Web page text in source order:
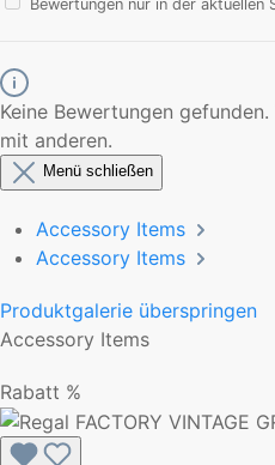
Bewertungen nur in der aktuellen
Keine Bewertungen
mit anderen.
Menü schließen
Accessory Items
Accessory Items
Produktgalerie überspringen
Accessory Items
Rabatt %